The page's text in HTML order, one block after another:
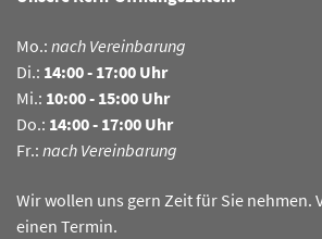
Mo.: nach Vereinbarung
Di.: 14:00 - 17:00 Uhr
Mi.: 10:00 - 15:00 Uhr
Do.: 14:00 - 17:00 Uhr
Fr.: nach Vereinbarung
Wir wollen uns gern Zeit für Sie nehmen.
einen Termin.